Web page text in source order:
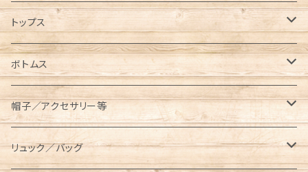
anello（アネロ）
AO Coolers（エーオークーラーズ）
asobito（アソビト）
AVIREX（アビレックス）
焚き火グッズ
ケース各種
コンテナ／ツールボックス
スキレットケース
テーブル／チェア
コット／マット
トップス
ノースリーブ／タンクトップ
半袖Tシャツ
長袖／ハンパ袖Tシャツ
ボトムス
オーバーオール／オールインワン
ロングパンツ
帽子／アクセサリー等
キャップ／ハット
リュック／バッグ